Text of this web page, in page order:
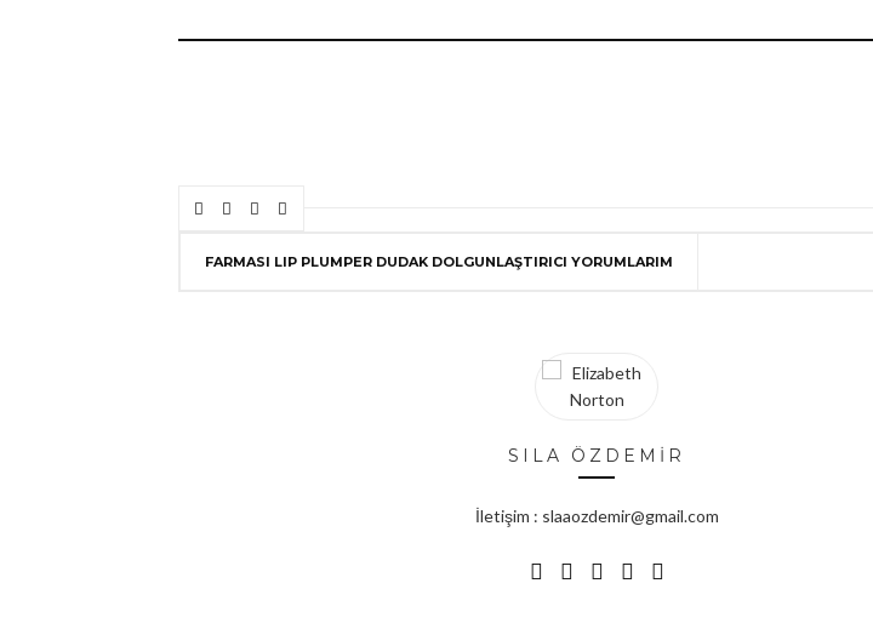
FARMASI LIP PLUMPER DUDAK DOLGUNLAŞTIRICI YORUMLARIM
SILA ÖZDEMİR
İletişim : slaaozdemir@gmail.com